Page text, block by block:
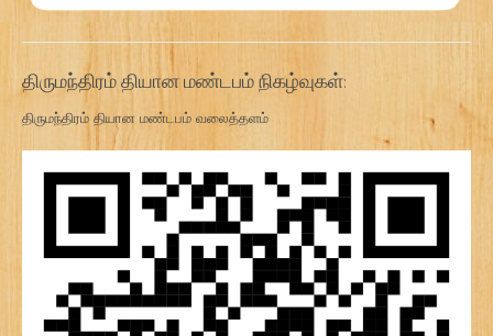
திருமந்திரம் தியான மண்டபம் நிகழ்வுகள்:
திருமந்திரம் தியான மண்டபம் வலைத்தளம்